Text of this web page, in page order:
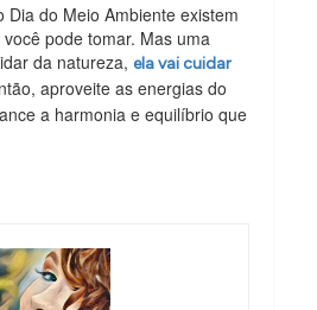
Dia do Meio Ambiente existem
pode tomar. Mas uma
da natureza,ela vai cuidar
aproveite as energias do
a harmonia e equilíbrio que